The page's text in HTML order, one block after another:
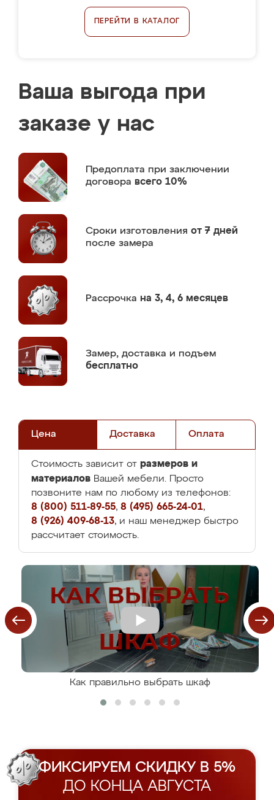
ПЕРЕЙТИ В КАТАЛОГ
Ваша выгода при
заказе у нас
Предоплата при заключении
договора всего 10%
Сроки изготовления от 7 дней
после замера
Рассрочка на 3, 4, 6 месяцев
Замер, доставка и подъем
бесплатно
Цена Доставка Оплата
Стоимость зависит от размеров и
материалов Вашей мебели. Просто
позвоните нам по любому из телефонов:
8 (800) 511-89-55, 8 (495) 665-24-01,
8 (926) 409-68-13, и наш менеджер быстро
рассчитает стоимость.
Как правильно выбрать шкаф
ФИКСИРУЕМ СКИДКУ В 5%
ДО КОНЦА АВГУСТА